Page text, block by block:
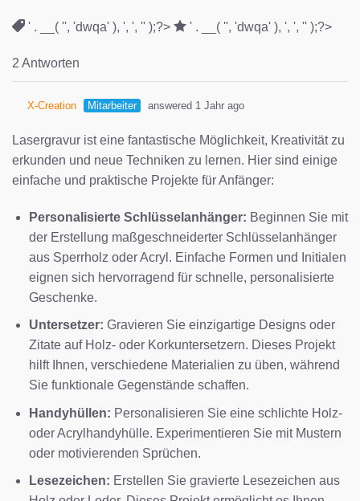
' . __( '', 'dwqa' ), ', ', '' );?> ' . __( '', 'dwqa' ), ', ', '' );?>
2 Antworten
X-Creation Mitarbeiter answered 1 Jahr ago
Lasergravur ist eine fantastische Möglichkeit, Kreativität zu
erkunden und neue Techniken zu lernen. Hier sind einige
einfache und praktische Projekte für Anfänger:
Personalisierte Schlüsselanhänger: Beginnen Sie mit
der Erstellung maßgeschneiderter Schlüsselanhänger
aus Sperrholz oder Acryl. Einfache Formen und Initialen
eignen sich hervorragend für schnelle, personalisierte
Geschenke.
Untersetzer: Gravieren Sie einzigartige Designs oder
Zitate auf Holz- oder Korkuntersetzern. Dieses Projekt
hilft Ihnen, verschiedene Materialien zu üben, während
Sie funktionale Gegenstände schaffen.
Handyhüllen: Personalisieren Sie eine schlichte Holz-
oder Acrylhandyhülle. Experimentieren Sie mit Mustern
oder motivierenden Sprüchen.
Lesezeichen: Erstellen Sie gravierte Lesezeichen aus